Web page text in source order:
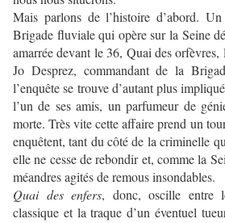
Mais parlons de l’histoire d’abord.
Brigade fluviale qui opère sur la Seine
amarrée devant le 36, Quai des orfèvres,
Jo Desprez, commandant de la
l’enquête se trouve d’autant plus
l’un de ses amis, un parfumeur de
morte. Très vite cette affaire prend un
enquêtent, tant du côté de la criminelle
elle ne cesse de rebondir et, comme la
méandres agités de remous insondables.
Quai des enfers, donc, oscille entre
classique et la traque d’un éventuel